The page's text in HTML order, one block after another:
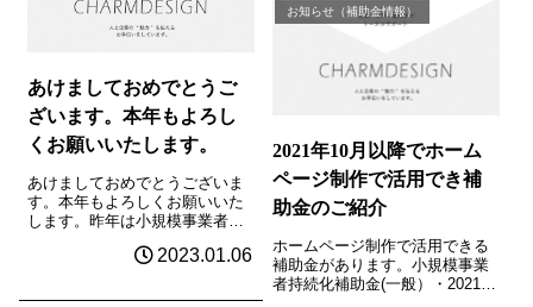
則202...
あけましておめでとうご
ざいます。本年もよろし
くお願いいたします。
あけましておめでとうございま
す。本年もよろしくお願いいた
します。昨年は小規模事業者持
ジネス枠＞小規模事業者持続化
補助金を活用したホームページ
2023.01.06
お知らせ（補助金情報）
2021年10月以降でホーム
ページ制作で活用でき補
助金のご紹介
ホームページ制作で活用できる
補助金があります。小規模事業
者持続化補助金(一般）・2021年